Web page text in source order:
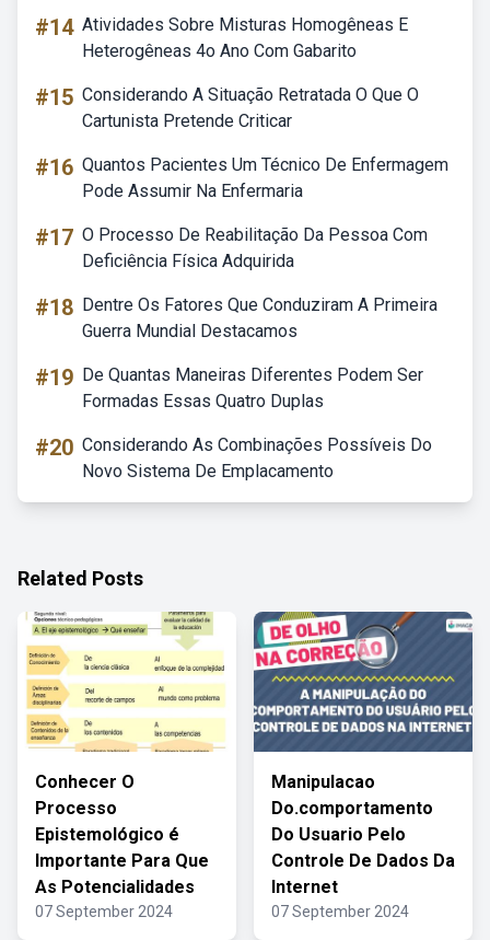
#14 Atividades Sobre Misturas Homogêneas E
Heterogêneas 4o Ano Com Gabarito
#15 Considerando A Situação Retratada O Que O
Cartunista Pretende Criticar
#16 Quantos Pacientes Um Técnico De Enfermagem
Pode Assumir Na Enfermaria
#17 O Processo De Reabilitação Da Pessoa Com
Deficiência Física Adquirida
#18 Dentre Os Fatores Que Conduziram A Primeira
Guerra Mundial Destacamos
#19 De Quantas Maneiras Diferentes Podem Ser
Formadas Essas Quatro Duplas
#20 Considerando As Combinações Possíveis Do
Novo Sistema De Emplacamento
Related Posts
Conhecer O
Processo
Epistemológico é
Importante Para Que
As Potencialidades
07 September 2024
Manipulacao
Do.comportamento
Do Usuario Pelo
Controle De Dados Da
Internet
07 September 2024